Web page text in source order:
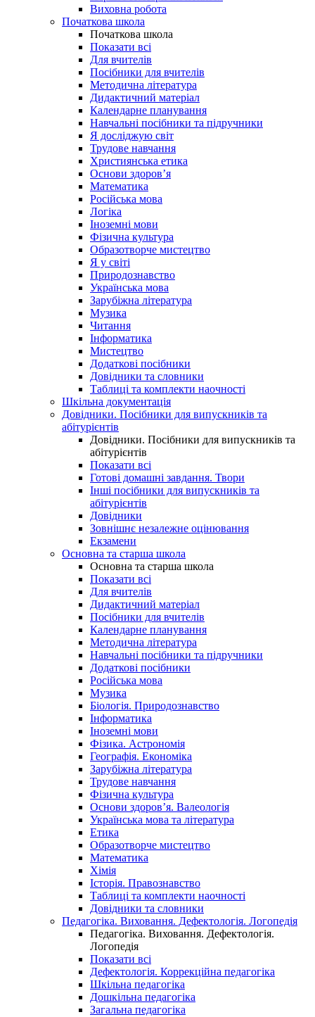
Виховна робота
Початкова школа
Початкова школа
Показати всі
Для вчителів
Посібники для вчителів
Методична література
Дидактичний матеріал
Календарне планування
Навчальні посібники та підручники
Я досліджую світ
Трудове навчання
Християнська етика
Основи здоров’я
Математика
Російська мова
Логіка
Іноземні мови
Фізична культура
Образотворче мистецтво
Я у світі
Природознавство
Українська мова
Зарубіжна література
Музика
Читання
Інформатика
Мистецтво
Додаткові посібники
Довідники та словники
Таблиці та комплекти наочності
Шкільна документація
Довідники. Посібники для випускників та
абітурієнтів
Довідники. Посібники для випускників та
абітурієнтів
Показати всі
Готові домашні завдання. Твори
Інші посібники для випускників та
абітурієнтів
Довідники
Зовнішнє незалежне оцінювання
Екзамени
Основна та старша школа
Основна та старша школа
Показати всі
Для вчителів
Дидактичний матеріал
Посібники для вчителів
Календарне планування
Методична література
Навчальні посібники та підручники
Додаткові посібники
Російська мова
Музика
Біологія. Природознавство
Інформатика
Іноземні мови
Фізика. Астрономія
Географія. Економіка
Зарубіжна література
Трудове навчання
Фізична культура
Основи здоров’я. Валеологія
Українська мова та література
Етика
Образотворче мистецтво
Математика
Хімія
Історія. Правознавство
Таблиці та комплекти наочності
Довідники та словники
Педагогіка. Виховання. Дефектологія. Логопедія
Педагогіка. Виховання. Дефектологія.
Логопедія
Показати всі
Дефектологія. Коррекційна педагогіка
Шкільна педагогіка
Дошкільна педагогіка
Загальна педагогіка